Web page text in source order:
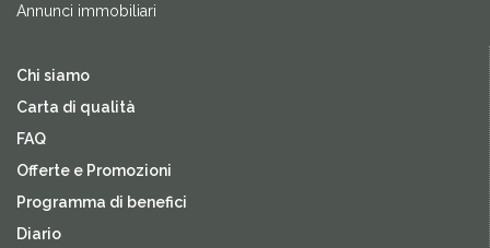
Annunci immobiliari
Chi siamo
Carta di qualità
FAQ
Offerte e Promozioni
Programma di benefici
Diario